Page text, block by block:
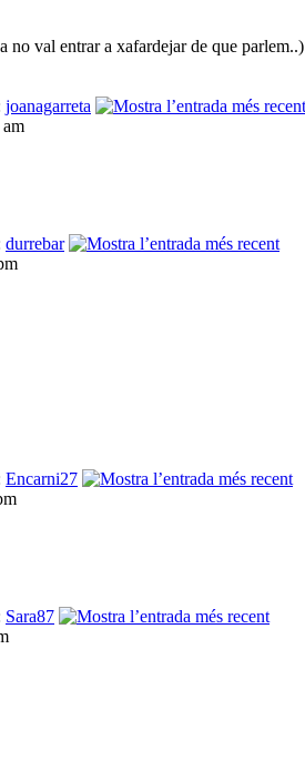
no val entrar a xafardejar de que parlem..)
joanagarreta
durrebar
Encarni27
Sara87